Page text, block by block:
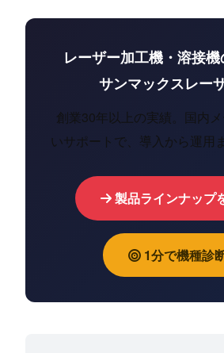
レーザー加工機・溶接
サンマックスレー
創業30年以上の実績。国内
いサポートで、導入から運用
製品ラインナップ
1分で機種診